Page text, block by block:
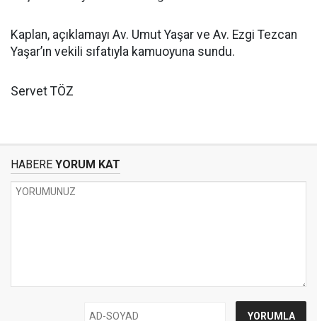
Kaplan, açıklamayı Av. Umut Yaşar ve Av. Ezgi Tezcan
Yaşar’ın vekili sıfatıyla kamuoyuna sundu.
Servet TÖZ
HABERE YORUM KAT